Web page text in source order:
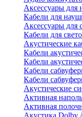
Аксессуары для
Кабели для
Аксессуары для
Кабели для
Акустические
Кабели
Кабели
Кабели
Кабели
Акустические
Активная
Активная
Акустика Dolby